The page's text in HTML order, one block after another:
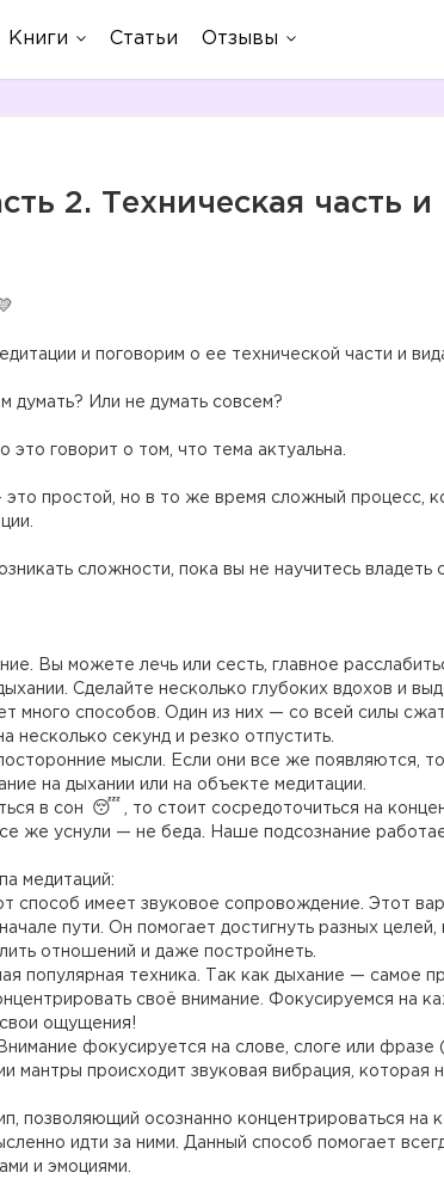
Книги Статьи Отзывы
2. Техническая часть
и поговорим о ее технической части и
думать? Или не думать совсем?
это говорит о том, что тема актуальна.
простой, но в то же время сложный процесс,
сложности, пока вы не научитесь владеть
Вы можете лечь или сесть, главное
Сделайте несколько глубоких вдохов и
много способов. Один из них — со всей силы
несколько секунд и резко отпустить.
мысли. Если они все же появляются, то
на дыхании или на объекте медитации.
в сон
, то стоит сосредоточиться на
же уснули — не беда. Наше подсознание
медитаций:
имеет звуковое сопровождение. Этот
пути. Он помогает достигнуть разных целей,
отношений и даже постройнеть.
популярная техника. Так как дыхание — самое
своё внимание. Фокусируемся на
ощущения!
фокусируется на слове, слоге или фразе
мантры происходит звуковая вибрация, которая
осознанно концентрироваться на
идти за ними. Данный способ помогает
и эмоциями.